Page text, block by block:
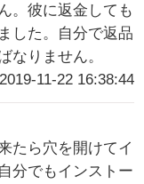
。彼に返金しても
した。自分で返品
なりません。
2019-11-22 16:38:44
たら穴を開けてイ
分でもインストー